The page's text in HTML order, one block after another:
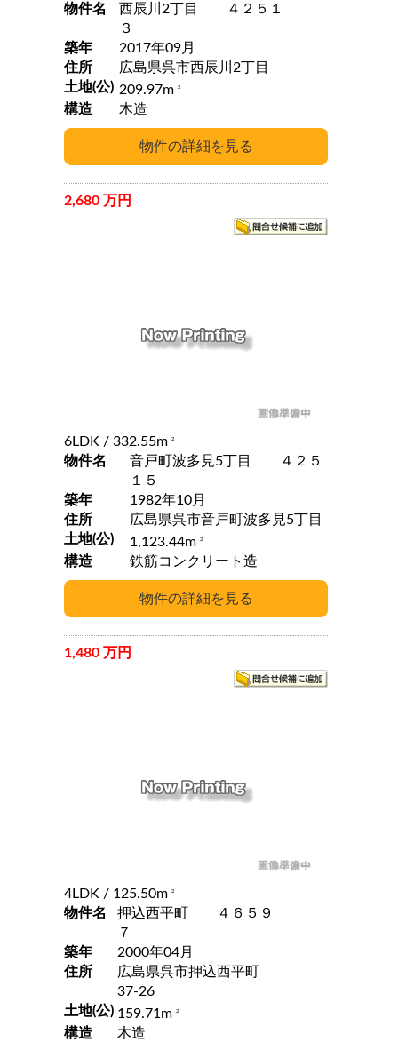
物件名
西辰川2丁目 ４２５１
３
築年
2017年09月
住所
広島県呉市西辰川2丁目
土地(公) 209.97m2
構造 木造
2,680 万円
6LDK / 332.55m 2
物件名
音戸町波多見5丁目 ４２５
１５
築年
1982年10月
住所
広島県呉市音戸町波多見5丁目
土地(公)
1,123.44m2
構造 鉄筋コンクリート造
1,480 万円
4LDK / 125.50m 2
物件名
押込西平町 ４６５９
７
築年
2000年04月
住所
広島県呉市押込西平町
37-26
土地(公) 159.71m 2
構造 木造